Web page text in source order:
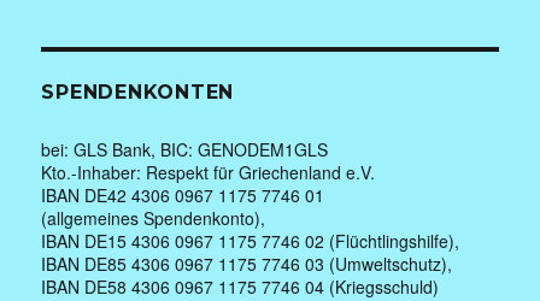
SPENDENKONTEN
bei: GLS Bank, BIC: GENODEM1GLS
Kto.-Inhaber: Respekt für Griechenland e.V.
IBAN DE42 4306 0967 1175 7746 01
(allgemeines Spendenkonto),
IBAN DE15 4306 0967 1175 7746 02 (Flüchtlingshilfe),
IBAN DE85 4306 0967 1175 7746 03 (Umweltschutz),
IBAN DE58 4306 0967 1175 7746 04 (Kriegsschuld)